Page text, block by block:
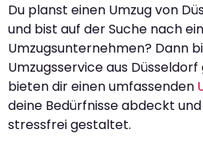
Du planst einen Umzug von
und bist auf der Suche nach
Umzugsunternehmen? Dann
Umzugsservice aus
bieten dir einen umfassenden
deine Bedürfnisse abdeckt
stressfrei gestaltet.